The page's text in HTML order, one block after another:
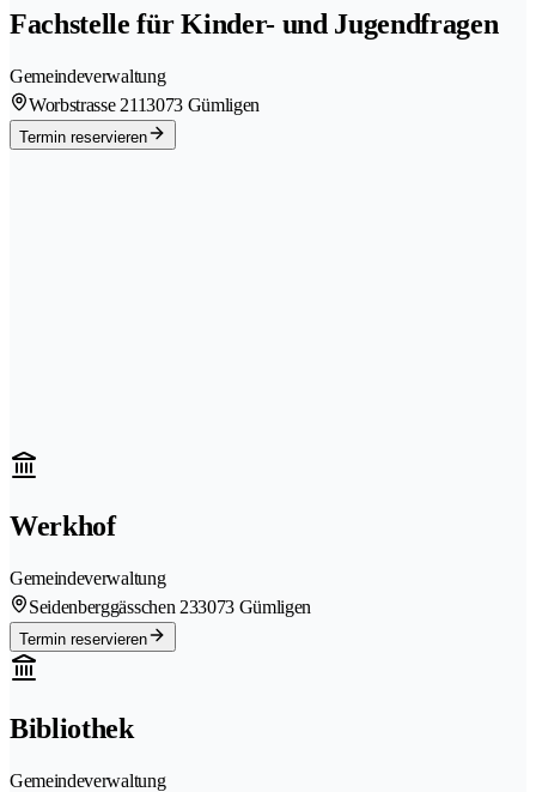
Fachstelle für Kinder- und Jugendfragen
Gemeindeverwaltung
Worbstrasse 2113073 Gümligen
Termin reservieren
Werkhof
Gemeindeverwaltung
Seidenberggässchen 233073 Gümligen
Termin reservieren
Bibliothek
Gemeindeverwaltung